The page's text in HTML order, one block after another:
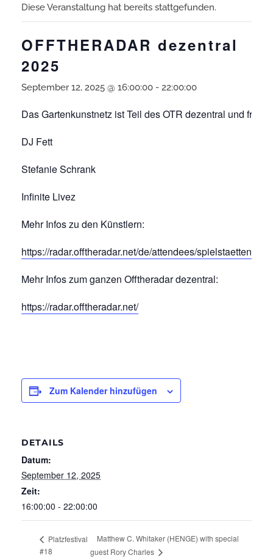
Diese Veranstaltung hat bereits stattgefunden.
OFFTHERADAR dezentral
2025
September 12, 2025 @ 16:00:00 - 22:00:00
Das Gartenkunstnetz ist Teil des OTR dezentral und freut
DJ Fett
Stefanie Schrank
Infinite Livez
Mehr Infos zu den Künstlern:
https://radar.offtheradar.net/de/attendees/spielstaetten/
Mehr Infos zum ganzen Offtheradar dezentral:
https://radar.offtheradar.net/
Zum Kalender hinzufügen
DETAILS
Datum:
September 12, 2025
Zeit:
16:00:00 - 22:00:00
Platzfestival
#18
Matthew C. Whitaker (HENGE) with special
guest Rory Charles